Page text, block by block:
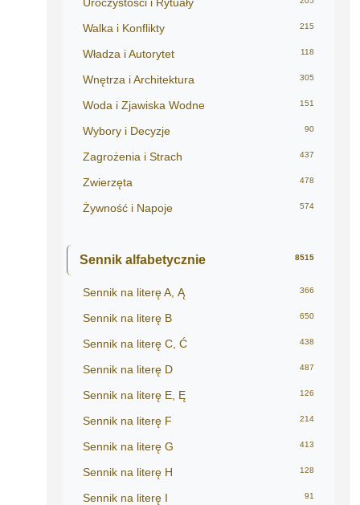
Walka i Konflikty 215
Władza i Autorytet 118
Wnętrza i Architektura 305
Woda i Zjawiska Wodne 151
Wybory i Decyzje 90
Zagrożenia i Strach 437
Zwierzęta 478
Żywność i Napoje 574
Sennik alfabetycznie 8515
Sennik na literę A, Ą 366
Sennik na literę B 650
Sennik na literę C, Ć 438
Sennik na literę D 487
Sennik na literę E, Ę 126
Sennik na literę F 214
Sennik na literę G 413
Sennik na literę H 128
Sennik na literę I 91